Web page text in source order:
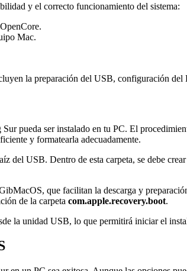
y el correcto funcionamiento del sistema:
Mac.
la preparación del USB, configuración
pueda ser instalado en tu PC. El
y formatearla adecuadamente.
del USB. Dentro de esta carpeta, se debe
que facilitan la descarga y
de la carpeta com.apple.recovery.boot.
la unidad USB, lo que permitirá iniciar el